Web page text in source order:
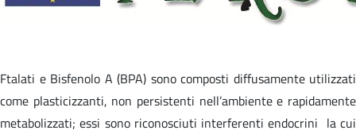
Ftalati e Bisfenolo A (BPA) sono composti diffusamente utilizzati
come plasticizzanti, non persistenti nell’ambiente e rapidamente
metabolizzati; essi sono riconosciuti interferenti endocrini la cui